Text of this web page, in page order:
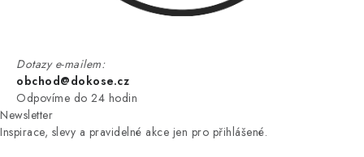
Dotazy e-mailem:
obchod@dokose.cz
Odpovíme do 24 hodin
Newsletter
Inspirace, slevy a pravidelné akce jen pro přihlášené.